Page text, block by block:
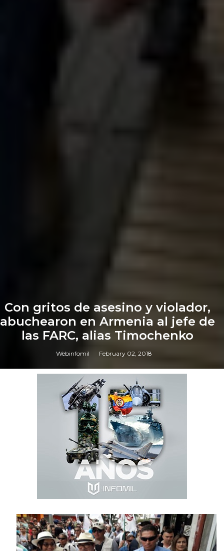
Con gritos de asesino y violador,
abuchearon en Armenia al jefe de
las FARC, alias Timochenko
Webinfomil February 02, 2018